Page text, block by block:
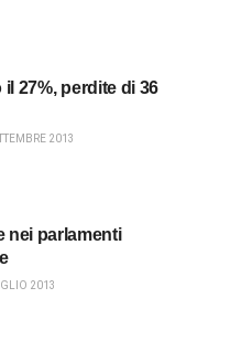
27%, perdite di 36
2013
nei parlamenti
2013